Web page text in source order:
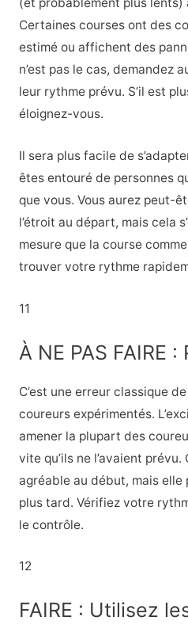
Certaines courses ont des
estimé ou affichent des
n’est pas le cas, demandez
leur rythme prévu. S’il est
éloignez-vous.
Il sera plus facile de
êtes entouré de personnes
que vous. Vous aurez peut-
l’étroit au départ, mais cela
mesure que la course
trouver votre rythme
11
À NE PAS FAIRE
C’est une erreur classique
coureurs expérimentés.
amener la plupart des
vite qu’ils ne l’avaient
agréable au début, mais
plus tard. Vérifiez votre
le contrôle.
12
FAIRE : Utilisez